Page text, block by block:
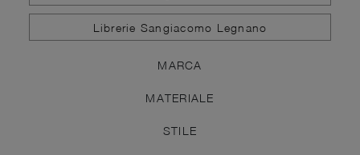
Librerie Sangiacomo Legnano
MARCA
MATERIALE
STILE